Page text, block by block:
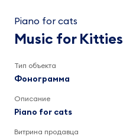
Kitties
Piano
Piano for cats
Music for Kitties
Тип объекта
Фонограмма
Описание
Piano for cats
Витрина продавца